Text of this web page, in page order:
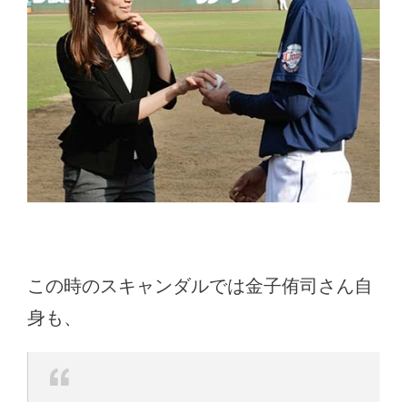
この時のスキャンダルでは金子侑司さん自
身も、